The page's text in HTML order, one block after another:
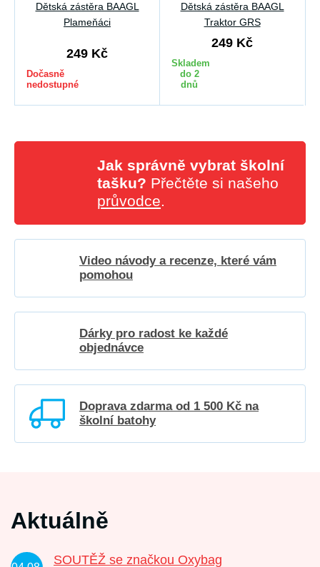
Dětská zástěra BAAGL
Plameňáci
249 Kč
Dočasně
nedostupné
Dětská zástěra BAAGL
Traktor GRS
249 Kč
Skladem
do 2
dnů
Jak správně vybrat školní
tašku? Přečtěte si našeho
průvodce.
Video návody a recenze, které vám
pomohou
Dárky pro radost ke každé
objednávce
Doprava zdarma od 1 500 Kč na
školní batohy
Aktuálně
SOUTĚŽ se značkou Oxybag